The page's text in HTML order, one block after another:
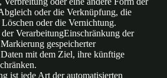
oder die Verknüpfung, die
oder die Vernichtung.
VerarbeitungEinschränkung der
gespeicherter
Daten mit dem Ziel, ihre künftige
jede Art der automatisierten